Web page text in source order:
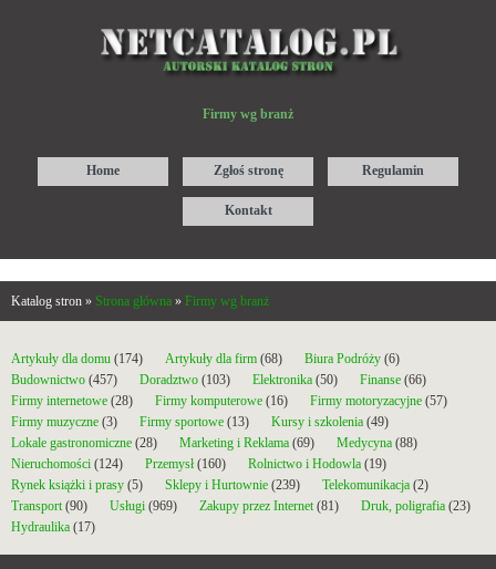
Firmy wg branż
Home Zgłoś stronę Regulamin
Kontakt
Katalog stron » Strona główna » Firmy wg branż
Artykuły dla domu (174) Artykuły dla firm (68) Biura Podróży (6)
Budownictwo (457) Doradztwo (103) Elektronika (50) Finanse (66)
Firmy internetowe (28) Firmy komputerowe (16) Firmy motoryzacyjne (57)
Firmy muzyczne (3) Firmy sportowe (13) Kursy i szkolenia (49)
Lokale gastronomiczne (28) Marketing i Reklama (69) Medycyna (88)
Nieruchomości (124) Przemysł(160) Rolnictwo i Hodowla (19)
Rynek książki i prasy (5) Sklepy i Hurtownie (239) Telekomunikacja (2)
Transport (90) Usługi (969) Zakupy przez Internet (81) Druk, poligrafia (23)
Hydraulika (17)